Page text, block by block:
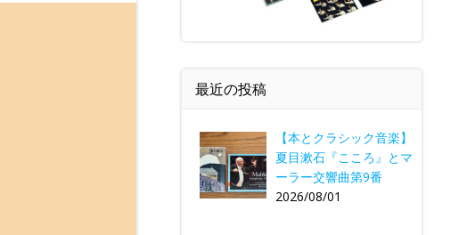
最近の投稿
【本とクラシック音楽】
夏目漱石『こころ』とマ
ーラー交響曲第9番
2026/08/01